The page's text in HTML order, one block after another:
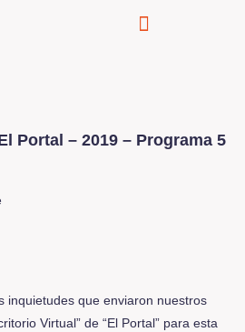
Portal – 2019 – Programa 5
inquietudes que enviaron nuestros
Virtual” de “El Portal” para esta